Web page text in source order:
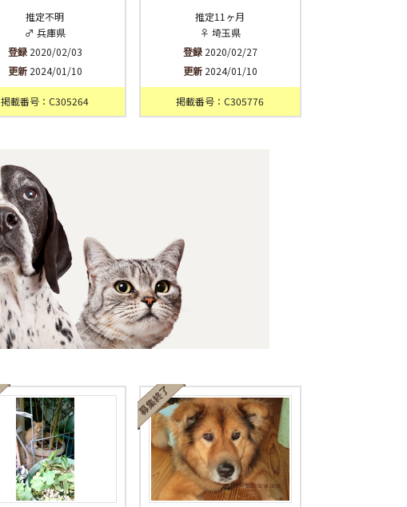
推定不明
♂ 兵庫県
登録2020/02/03
更新2024/01/10
掲載番号：C305264
推定11ヶ月
♀ 埼玉県
登録2020/02/27
更新2024/01/10
掲載番号：C305776